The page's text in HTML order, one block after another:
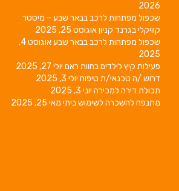
2026
שכפול מפתחות לרכב בבאר שבע – מיסטר
קוויקלי בגרנד קניוןאוגוסט 25, 2025
שכפול מפתחות לרכב בבאר שבע
אוגוסט 4,
2025
פעילות קיץ לילדים בחוות ראם יולי 27, 2025
דרוש /ה טכנאי/ת טיפוח יולי 3, 2025
תכולת דירה למכירה יוני 3, 2025
מתנפח להשכרה לשימוש ביתי מאי 25, 2025